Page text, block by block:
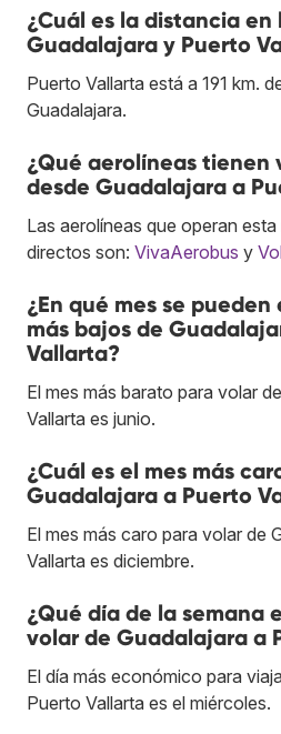
¿Cuál es la distancia
Guadalajara y Puerto
Puerto Vallarta está a 191 km.
Guadalajara.
¿Qué aerolíneas tienen
desde Guadalajara a
Las aerolíneas que operan
directos son: VivaAerobus y
¿En qué mes se
más bajos de
Vallarta?
El mes más barato para volar
Vallarta es junio.
¿Cuál es el mes más
Guadalajara a Puerto
El mes más caro para volar de
Vallarta es diciembre.
¿Qué día de la semana
volar de Guadalajara a
El día más económico para
Puerto Vallarta es el miércoles.